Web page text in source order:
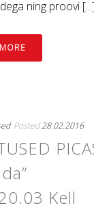
ning proovi
Posted28.02.2016
Kell